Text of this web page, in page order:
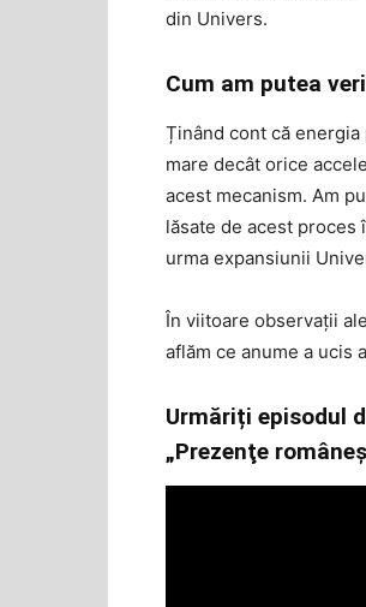
din Univers.
Cum am putea
Ținând cont că
mare decât orice
acest mecanism. Am
lăsate de acest
urma expansiunii
În viitoare observații
aflăm ce anume a ucis
Urmăriți episodul
„Prezenţe